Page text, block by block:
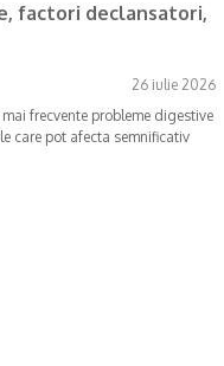
factori declansatori,
26 iulie 2026
frecvente probleme digestive
care pot afecta semnificativ